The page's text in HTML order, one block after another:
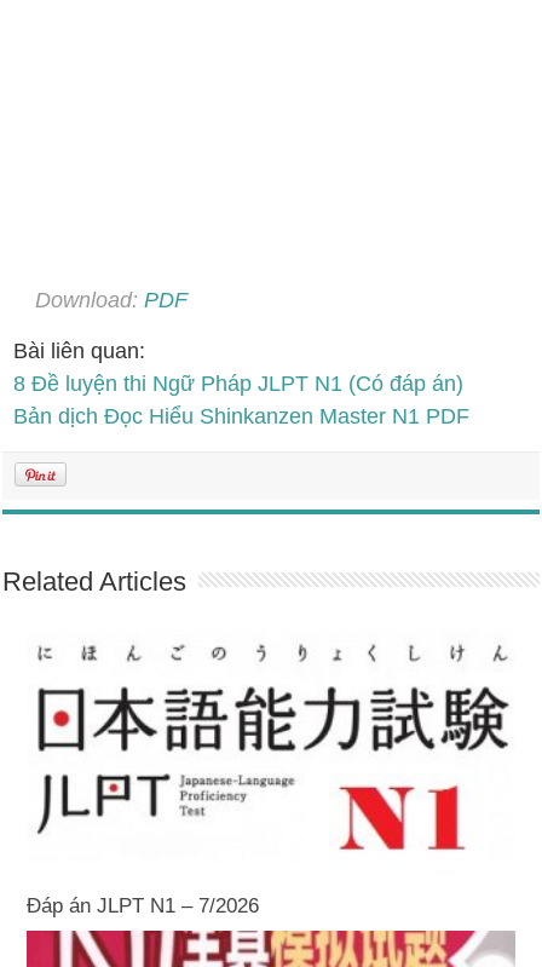
Download:PDF
Bài liên quan:
8 Đề luyện thi Ngữ Pháp JLPT N1 (Có đáp án)
Bản dịch Đọc Hiểu Shinkanzen Master N1 PDF
Related Articles
Đáp án JLPT N1 – 7/2026